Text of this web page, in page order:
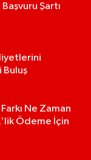
Başvuru Şartı
Buluş
Ne Zaman
Ödeme İçin